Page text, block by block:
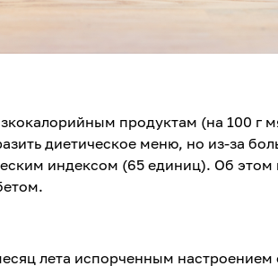
продуктам (на 100 г
диетическое меню, но из-за
индексом (65 единиц). Об
лета испорченным настроением